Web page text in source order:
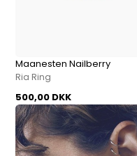
Maanesten Nailberry
Ria Ring
500,00 DKK